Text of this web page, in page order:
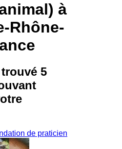
à
Rhône-
5
de praticien